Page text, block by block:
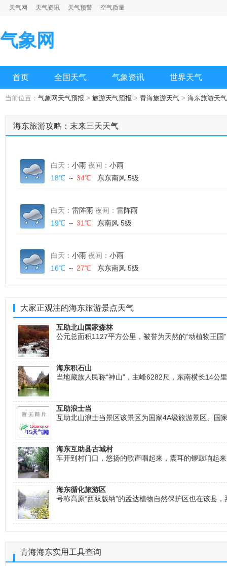
天气网 天气资讯 天气预警 空气质量
气象网
首页 全国天气 气象资讯 世界天气
当前位置： 气象网天气预报 > 旅游天气预报 > 青海旅游天气 > 海东旅游天气
海东旅游攻略：末来三天天气
白天： 小雨 夜间： 小雨
18℃ ～ 34℃ 东东南风 5级
白天： 雷阵雨 夜间： 雷阵雨
19℃ ～ 31℃ 东南风 5级
白天： 小雨 夜间： 小雨
16℃ ～ 27℃ 东东南风 5级
大家正观注的海东旅游景点天气
互助北山国家森林
公元总面积1127平方公里，被誉为天然的“动植物王
海东积石山
当地藏族人民称“神山”，主峰6282尺，东南横长14公
互助浪士当
互助北山浪士当景区该景区为国家4A级旅游景区、国
海东互助县古城村
车开到村门口，悠扬的歌声唱起来，震耳的锣鼓响起
海东循化旅游区
号称高原“西双版纳”的孟达植物自然保护区也在该县
青海海东实用工具查询